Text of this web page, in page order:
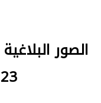
الصور
23 - سورة الزمر